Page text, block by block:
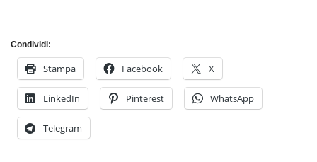
Condividi:
Stampa Facebook X
LinkedIn Pinterest WhatsApp
Telegram